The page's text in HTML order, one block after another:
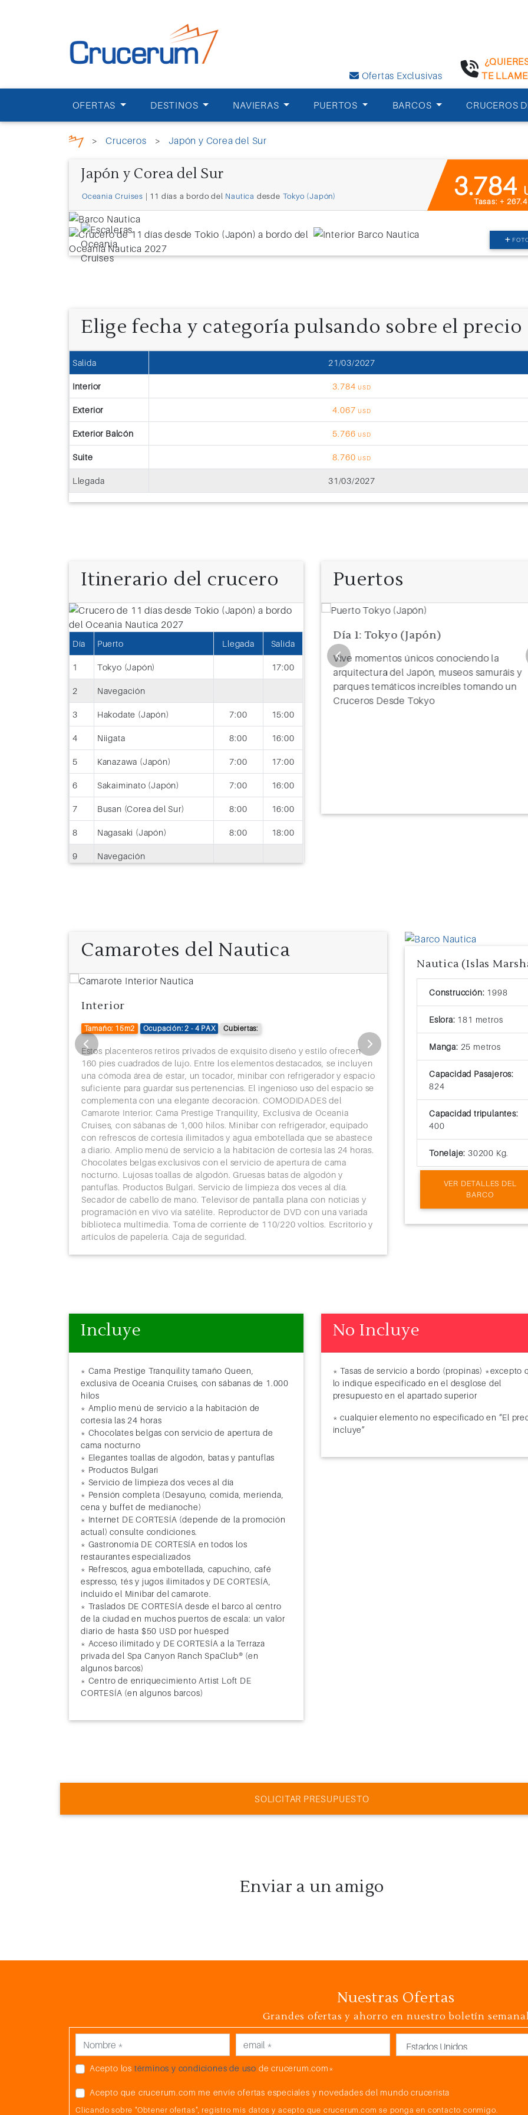
Ofertas Exclusivas
TE
OFERTAS DESTINOS NAVIERAS PUERTOS BARCOS CRUCEROS
> Cruceros > Japón y Corea del Sur
Japón y Corea del Sur
Oceania Cruises | 11 días a bordo del Nautica desde Tokyo (Japón) 3.784
Tasas: +
Elige fecha y categoría pulsando sobre el precio
Salida 21/03/2027
Interior 3.784 USD
Exterior 4.067 USD
Exterior Balcón 5.766 USD
Suite 8.760 USD
Llegada 31/03/2027
Itinerario del crucero
Día Puerto Llegada Salida
1 Tokyo (Japón) 17:00
2 Navegación
3 Hakodate (Japón) 7:00 15:00
4 Niigata 8:00 16:00
5 Kanazawa (Japón) 7:00 17:00
6 Sakaiminato (Japón) 7:00 16:00
7 Busan (Corea del Sur) 8:00 16:00
8 Nagasaki (Japón) 8:00 18:00
9 Navegación
Puertos
Día 11: Tokyo (Japón)
Vive momentos únicos conociendo la
arquitectura del Japón, museos samuráis y
parques temáticos increíbles tomando un
Cruceros Desde Tokyo
Día 1: Tokyo (Japón)
Vive momentos únicos conociendo la
arquitectura del Japón, museos samuráis y
parques temáticos increíbles tomando un
Cruceros Desde Tokyo
Camarotes del Nautica
Interior
Tamaño: 15m2 Ocupación: 2 - 4 PAX Cubiertas:
Estos placenteros retiros privados de exquisito diseño y estilo ofrecen
160 pies cuadrados de lujo. Entre los elementos destacados, se incluyen
una cómoda área de estar, un tocador, minibar con refrigerador y espacio
suficiente para guardar sus pertenencias. El ingenioso uso del espacio se
complementa con una elegante decoración. COMODIDADES del
Camarote Interior: Cama Prestige Tranquility, Exclusiva de Oceania
Cruises, con sábanas de 1,000 hilos. Minibar con refrigerador, equipado
con refrescos de cortesía ilimitados y agua embotellada que se abastece
a diario. Amplio menú de servicio a la habitación de cortesía las 24 horas.
Chocolates belgas exclusivos con el servicio de apertura de cama
nocturno. Lujosas toallas de algodón. Gruesas batas de algodón y
pantuflas. Productos Bulgari. Servicio de limpieza dos veces al día.
Secador de cabello de mano. Televisor de pantalla plana con noticias y
programación en vivo vía satélite. Reproductor de DVD con una variada
biblioteca multimedia. Toma de corriente de 110/220 voltios. Escritorio y
artículos de papelería. Caja de seguridad.
Exterior
Tamaño: 16m2
Ubicados en el centro de la
cuadrados ofrecen elegantes
con vistas parciales. Incluyen
una pequeña mesa de
del Camarote Con Vista Al
Oceania Cruises, con sábanas
equipado con refrescos de
abastece a diario. Servicio a la
nocturno. Lujosas toallas de
pantuflas. Productos Bulgari.
pantalla plana con noticias y
Reproductor de DVD con un
Previous
Construcción: 1998
Eslora: 181 metros
Manga: 25 metros
Capacidad Pasajeros:
824
Capacidad tripulantes:
400
Tonelaje: 30200 Kg.
VER DETALLES DEL
BARCO
Incluye
* Cama Prestige Tranquility tamaño Queen,
exclusiva de Oceania Cruises, con sábanas de 1.000
hilos
* Amplio menú de servicio a la habitación de
cortesía las 24 horas
* Chocolates belgas con servicio de apertura de
cama nocturno
* Elegantes toallas de algodón, batas y pantuflas
* Productos Bulgari
* Servicio de limpieza dos veces al día
* Pensión completa (Desayuno, comida, merienda,
cena y buffet de medianoche)
* Internet DE CORTESÍA (depende de la promoción
actual) consulte condiciones.
* Gastronomía DE CORTESÍA en todos los
restaurantes especializados
* Refrescos, agua embotellada, capuchino, café
espresso, tés y jugos ilimitados y DE CORTESÍA,
incluido el Minibar del camarote.
* Traslados DE CORTESÍA desde el barco al centro
de la ciudad en muchos puertos de escala: un valor
diario de hasta $50 USD por huésped
* Acceso ilimitado y DE CORTESÍA a la Terraza
privada del Spa Canyon Ranch SpaClub® (en
algunos barcos)
* Centro de enriquecimiento Artist Loft DE
CORTESÍA (en algunos barcos)
No Incluye
* Tasas de servicio a bordo (propinas) *excepto
lo indique especificado en el desglose del
presupuesto en el apartado superior
* cualquier elemento no especificado en “El
incluye”
SOLICITAR PRESUPUESTO
Enviar a un amigo
Nuestras Ofertas
Grandes ofertas y ahorro en nuestro boletín semanal
Acepto los términos y condiciones de uso de crucerum.com*
Acepto que crucerum.com me envíe ofertas especiales y novedades del mundo crucerista
Clicando sobre "Obtener ofertas", registro mis datos y acepto que crucerum.com se ponga en contacto conmigo.